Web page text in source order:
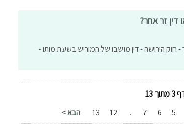
דין זר אחר?
- חוק הירושה - דין מושבו של המוריש בשעת מותו -
מתוך 13
5
6
7
...
12
13 הבא >